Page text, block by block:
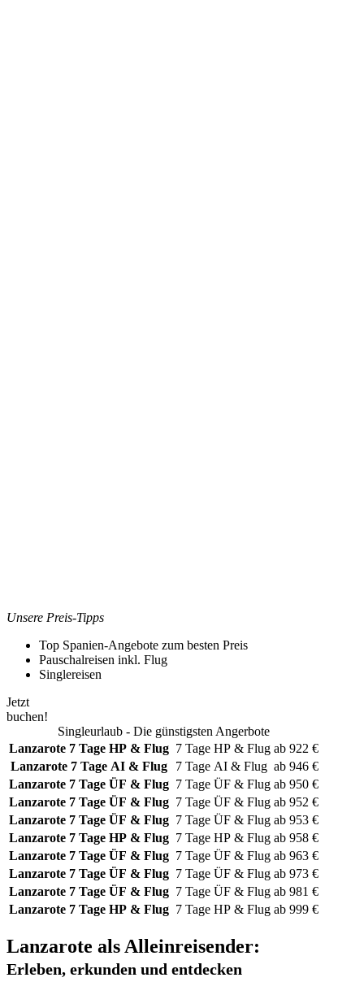
Unsere Preis-Tipps
Top Spanien-Angebote zum besten Preis
Pauschalreisen inkl. Flug
Singlereisen
Jetzt
buchen!
Singleurlaub - Die günstigsten Angerbote
Lanzarote 7 Tage HP & Flug 7 Tage HP & Flug ab 922 €
Lanzarote 7 Tage AI & Flug 7 Tage AI & Flug ab 946 €
Lanzarote 7 Tage ÜF & Flug 7 Tage ÜF & Flug ab 950 €
Lanzarote 7 Tage ÜF & Flug 7 Tage ÜF & Flug ab 952 €
Lanzarote 7 Tage ÜF & Flug 7 Tage ÜF & Flug ab 953 €
Lanzarote 7 Tage HP & Flug 7 Tage HP & Flug ab 958 €
Lanzarote 7 Tage ÜF & Flug 7 Tage ÜF & Flug ab 963 €
Lanzarote 7 Tage ÜF & Flug 7 Tage ÜF & Flug ab 973 €
Lanzarote 7 Tage ÜF & Flug 7 Tage ÜF & Flug ab 981 €
Lanzarote 7 Tage HP & Flug 7 Tage HP & Flug ab 999 €
Lanzarote als Alleinreisender:
Erleben, erkunden und entdecken